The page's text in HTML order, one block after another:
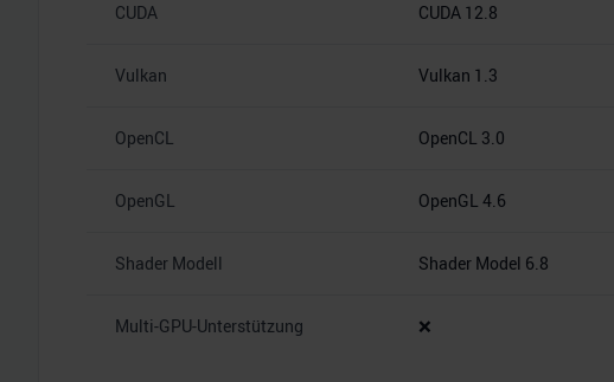
CUDA CUDA 12.8
Vulkan Vulkan 1.3
OpenCL OpenCL 3.0
OpenGL OpenGL 4.6
Shader Modell Shader Model 6.8
Multi-GPU-Unterstützung ❌